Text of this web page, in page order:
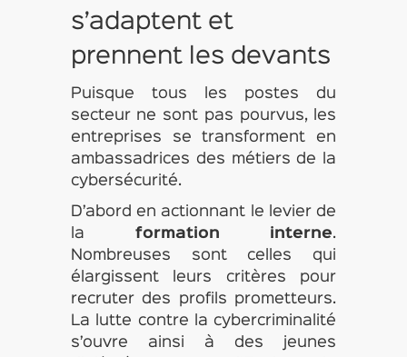
s’adaptent et
prennent les devants
Puisque tous les postes du
secteur ne sont pas pourvus, les
entreprises se transforment en
ambassadrices des métiers de la
cybersécurité.
D’abord en actionnant le levier de
la formation interne.
Nombreuses sont celles qui
élargissent leurs critères pour
recruter des profils prometteurs.
La lutte contre la cybercriminalité
s’ouvre ainsi à des jeunes